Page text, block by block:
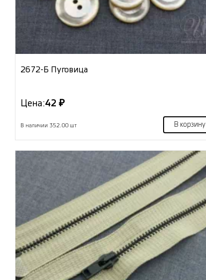
2672-Б Пуговица
Цена:42 ₽
В наличии 352.00 шт В корзину